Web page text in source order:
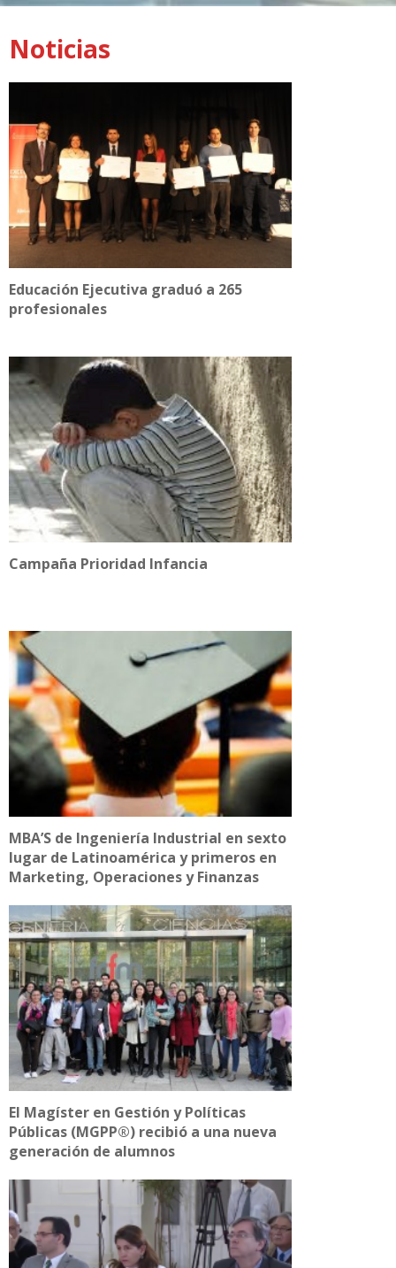
Noticias
Educación Ejecutiva graduó a 265
profesionales
Campaña Prioridad Infancia
MBA’S de Ingeniería Industrial en sexto
lugar de Latinoamérica y primeros en
Marketing, Operaciones y Finanzas
El Magíster en Gestión y Políticas
Públicas (MGPP®) recibió a una nueva
generación de alumnos